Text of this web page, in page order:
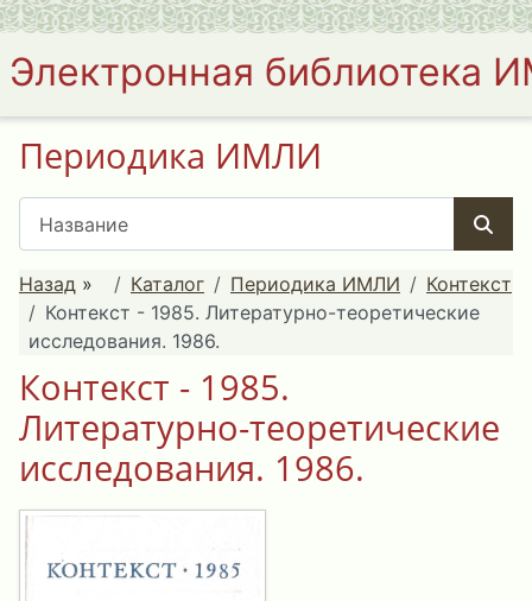
Электронная библиотека
Периодика ИМЛИ
Назад » Каталог Периодика ИМЛИ
Контекст
Контекст - 1985. Литературно-теоретические
исследования. 1986.
Контекст - 1985.
Литературно-теоретические
исследования. 1986.